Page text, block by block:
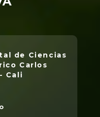
de Ciencias
Carlos
Cali